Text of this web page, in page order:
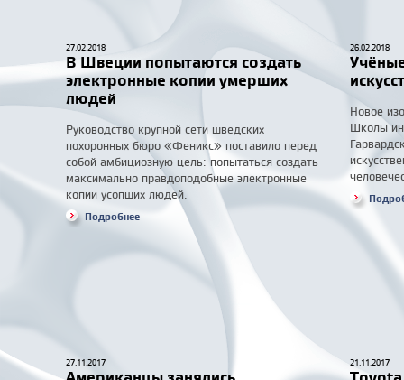
27.02.2018
В Швеции попытаются создать
электронные копии умерших
людей
Руководство крупной сети шведских
похоронных бюро «Феникс» поставило перед
собой амбициозную цель: попытаться создать
максимально правдоподобные электронные
копии усопших людей.
Подробнее
26.02.2018
Новое
Школы
27.11.2017 21.11.2017